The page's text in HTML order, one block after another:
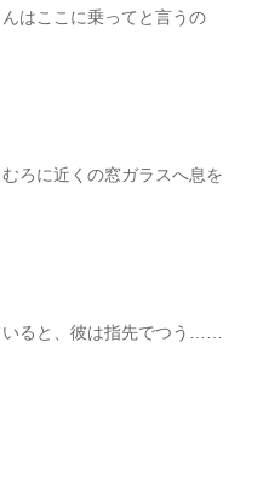
はここに乗ってと言うの
ろに近くの窓ガラスへ息を
ると、彼は指先でつう……